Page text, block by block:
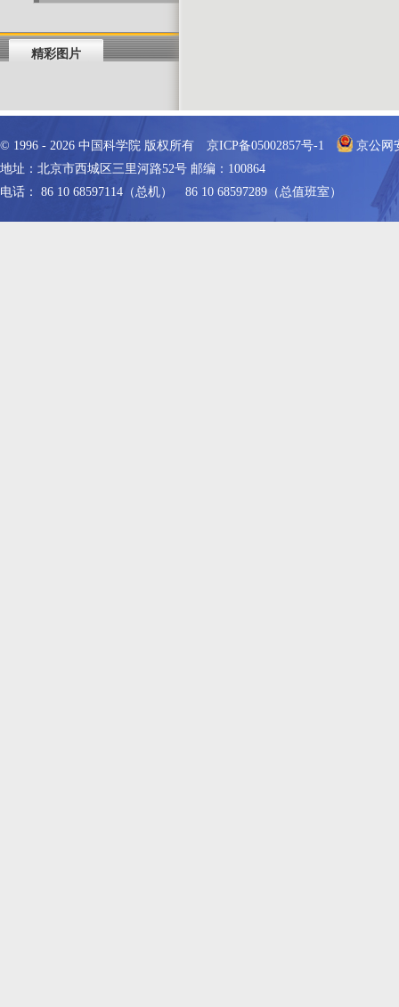
精彩图片
© 1996 - 2026 中国科学院 版权所有 京ICP备05002857号-1
京公网
地址：北京市西城区三里河路52号 邮编：100864
电话： 86 10 68597114（总机） 86 10 68597289（总值班室）